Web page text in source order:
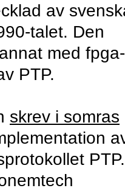
av
talet. Den
med fpga-
PTP.
skrev i somras
PTP.